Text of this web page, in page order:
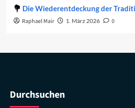
Die Wiederentdeckung der
Raphael Mair 1. März 2026 0
Durchsuchen